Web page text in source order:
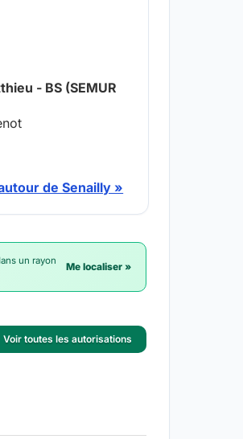
- BS (SEMUR
de Senailly »
un rayon
Me localiser »
Voir toutes les autorisations